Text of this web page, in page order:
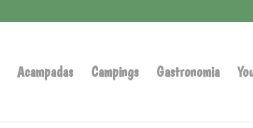
Acampadas Campings Gastronomia